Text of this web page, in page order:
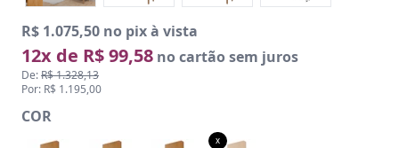
R$ 1.075,50 no pix à vista
12x de R$ 99,58 no cartão sem juros
De:R$ 1.328,13
Por: R$ 1.195,00
COR
x